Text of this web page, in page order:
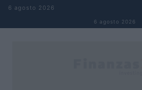
Saltar al contenido
6 agosto 2026
6 agosto 2026